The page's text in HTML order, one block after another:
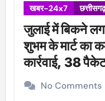
खबर-24x7
जुलाई में बिकने
शुभम के मार्ट का
कार्रवाई, 38
No Comments